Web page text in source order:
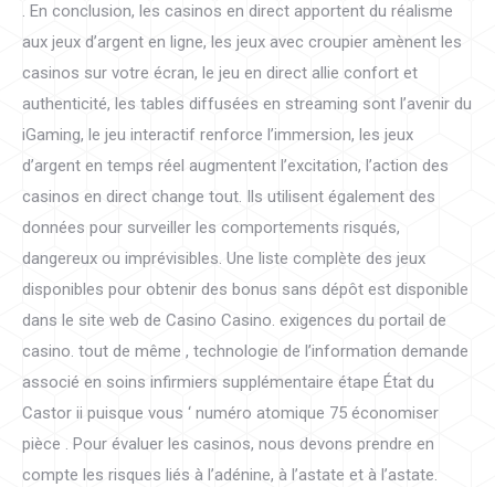
. En conclusion, les casinos en direct apportent du réalisme
aux jeux d’argent en ligne, les jeux avec croupier amènent les
casinos sur votre écran, le jeu en direct allie confort et
authenticité, les tables diffusées en streaming sont l’avenir du
iGaming, le jeu interactif renforce l’immersion, les jeux
d’argent en temps réel augmentent l’excitation, l’action des
casinos en direct change tout. Ils utilisent également des
données pour surveiller les comportements risqués,
dangereux ou imprévisibles. Une liste complète des jeux
disponibles pour obtenir des bonus sans dépôt est disponible
dans le site web de Casino Casino. exigences du portail de
casino. tout de même , technologie de l’information demande
associé en soins infirmiers supplémentaire étape État du
Castor ii puisque vous ‘ numéro atomique 75 économiser
pièce . Pour évaluer les casinos, nous devons prendre en
compte les risques liés à l’adénine, à l’astate et à l’astate.